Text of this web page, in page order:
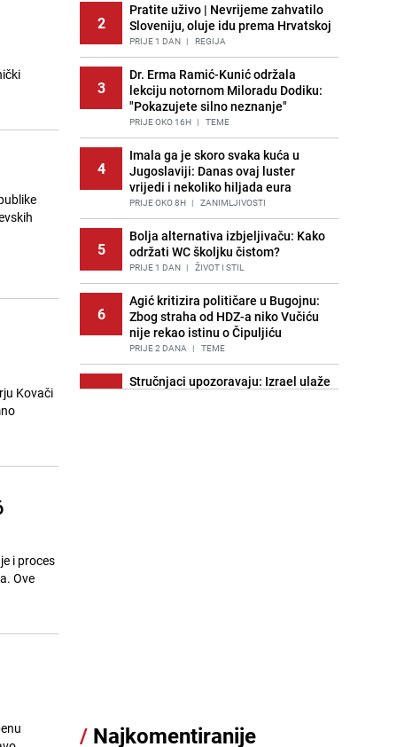
Kovači
i proces
Ove
2
Pratite uživo | Nevrijeme zahvatilo
Sloveniju, oluje idu prema Hrvatskoj
PRIJE 1 DAN | REGIJA
3
Dr. Erma Ramić-Kunić održala
lekciju notornom Miloradu Dodiku:
"Pokazujete silno neznanje"
PRIJE OKO 16H | TEME
4
Imala ga je skoro svaka kuća u
Jugoslaviji: Danas ovaj luster
vrijedi i nekoliko hiljada eura
PRIJE OKO 8H | ZANIMLJIVOSTI
5
Bolja alternativa izbjeljivaču: Kako
održati WC školjku čistom?
PRIJE 1 DAN | ŽIVOT I STIL
6
Agić kritizira političare u Bugojnu:
Zbog straha od HDZ-a niko Vučiću
nije rekao istinu o Čipuljiću
PRIJE 2 DANA | TEME
7
Stručnjaci upozoravaju: Izrael ulaže
Novog
/ Najkomentiranije